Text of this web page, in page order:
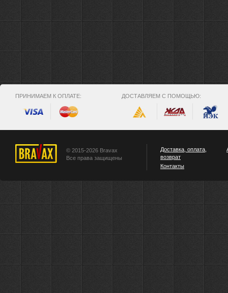
ПРИНИМАЕМ К ОПЛАТЕ: ДОСТАВЛЯЕМ С ПОМОЩЬЮ:
© 2015-2026 Bravax
Все права защищены
Доставка, оплата,
возврат
Контакты